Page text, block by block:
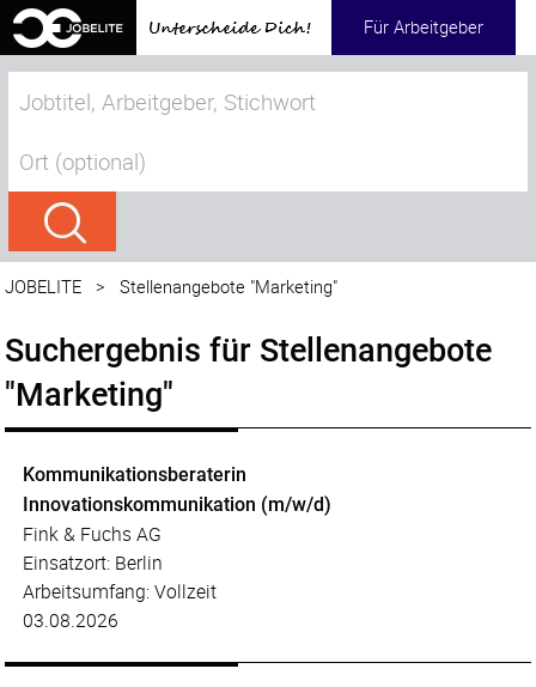
Für Arbeitgeber
JOBELITE >Stellenangebote "Marketing"
Suchergebnis für Stellenangebote
"Marketing"
Kommunikationsberaterin
Innovationskommunikation (m/w/d)
Fink & Fuchs AG
Einsatzort: Berlin
Arbeitsumfang: Vollzeit
03.08.2026